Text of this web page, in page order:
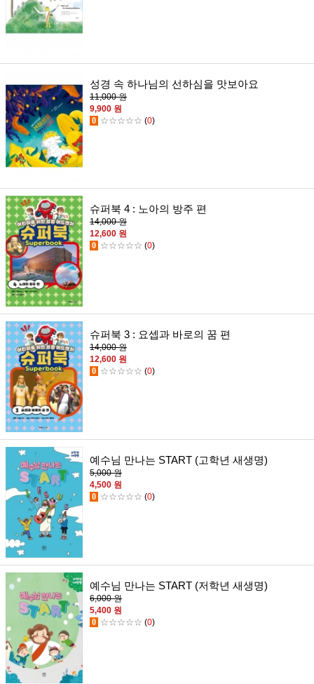
성경 속 하나님의 선하심을 맛보아요
11,000 원
9,900 원
0 ☆☆☆☆☆ (0)
슈퍼북 4 : 노아의 방주 편
14,000 원
12,600 원
0 ☆☆☆☆☆ (0)
슈퍼북 3 : 요셉과 바로의 꿈 편
14,000 원
12,600 원
0 ☆☆☆☆☆ (0)
예수님 만나는 START (고학년 새생명)
5,000 원
4,500 원
0 ☆☆☆☆☆ (0)
예수님 만나는 START (저학년 새생명)
6,000 원
5,400 원
0 ☆☆☆☆☆ (0)